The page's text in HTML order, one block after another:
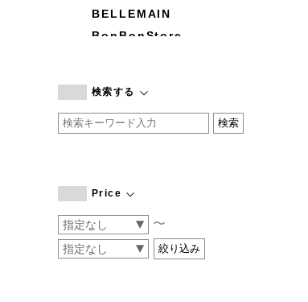
BELLEMAIN
BonBonStore
by basics
CATWORTH
COGTHEBIGSMOKE
CONVERSE
DEAN & DELUCA
検索する
Price
〜